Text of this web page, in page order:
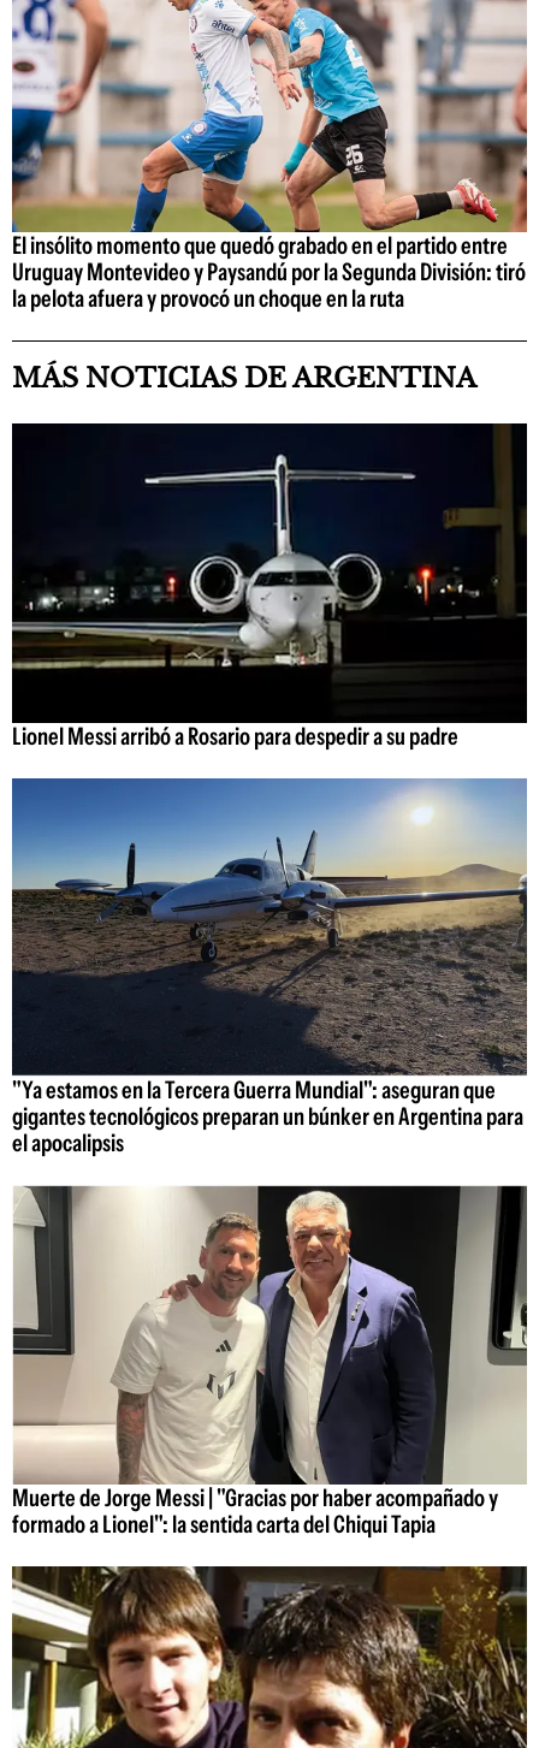
El insólito momento que quedó grabado en el partido entre
Uruguay Montevideo y Paysandú por la Segunda División: tiró
la pelota afuera y provocó un choque en la ruta
MÁS NOTICIAS DE ARGENTINA
Lionel Messi arribó a Rosario para despedir a su padre
"Ya estamos en la Tercera Guerra Mundial": aseguran que
gigantes tecnológicos preparan un búnker en Argentina para
el apocalipsis
Muerte de Jorge Messi | "Gracias por haber acompañado y
formado a Lionel": la sentida carta del Chiqui Tapia